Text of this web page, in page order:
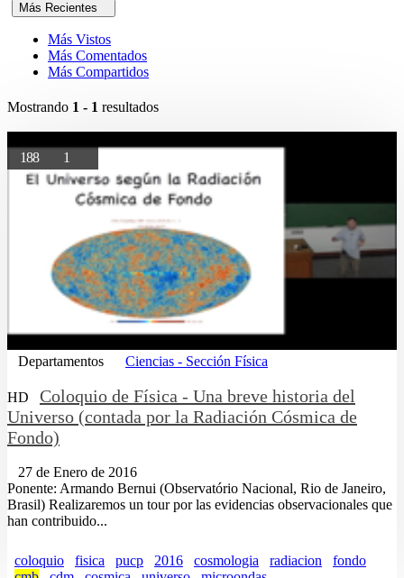
Más Recientes
Más Vistos
Más Comentados
Más Compartidos
Mostrando 1 - 1 resultados
188 1
Departamentos Ciencias - Sección Física
HD
Coloquio de Física - Una breve historia del
Universo (contada por la Radiación Cósmica de
Fondo)
27 de Enero de 2016
Ponente: Armando Bernui (Observatório Nacional, Rio de Janeiro,
Brasil) Realizaremos un tour por las evidencias observacionales que
han contribuido...
coloquio fisica pucp 2016 cosmologia radiacion
fondo